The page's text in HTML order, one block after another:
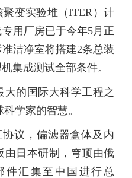
变实验堆（ITER）计
用厂房已于今年5月正
洁净室将搭建2条总装
集成测试全部条件。
的国际大科学工程之
学家的智慧。
议，偏滤器盒体及内
由日本研制，穹顶由俄
件汇集至中国进行总